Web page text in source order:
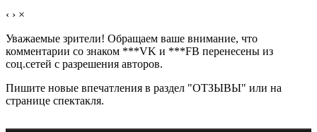
‹ › ×
Уважаемые зрители! Обращаем ваше внимание, что
комментарии со знаком ***VK и ***FB перенесены из
соц.сетей с разрешения авторов.
Пишите новые впечатления в раздел "ОТЗЫВЫ" или на
странице спектакля.